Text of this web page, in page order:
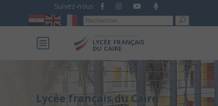
Suivez-nous
Recherche
pour :
Lycée français du Caire